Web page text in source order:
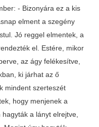
- Bizonyára ez a kis
elment a szegény
Jó reggel elmentek, a
el. Estére, mikor
az ágy felékesítve,
ki járhat az ő
mindent szerteszét
hogy menjenek a
a lányt elrejtve,